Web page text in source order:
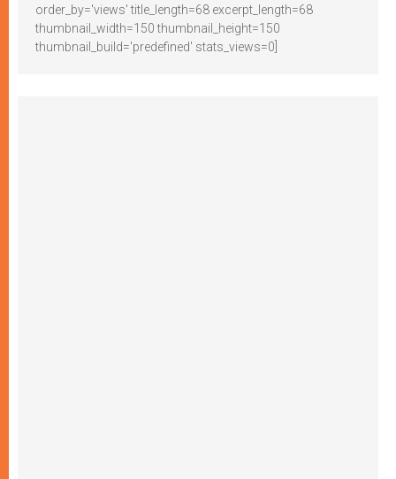
order_by='views' title_length=68 excerpt_length=68
thumbnail_width=150 thumbnail_height=150
thumbnail_build='predefined' stats_views=0]